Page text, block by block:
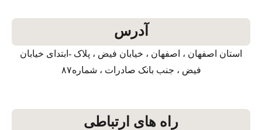
آدرس
استان اصفهان ، اصفهان ، خیابان فیض ، پلاک -ابتدای خیابان
فیض ، جنب بانک صادرات ، شماره۸۷
راه های ارتباطی